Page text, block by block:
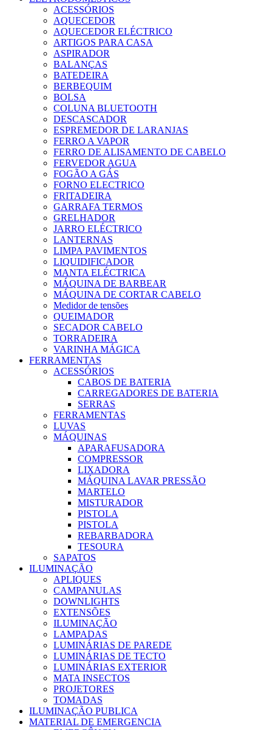
ACESSÓRIOS
AQUECEDOR
AQUECEDOR ELÉCTRICO
ARTIGOS PARA CASA
ASPIRADOR
BALANÇAS
BATEDEIRA
BERBEQUIM
BOLSA
COLUNA BLUETOOTH
DESCASCADOR
ESPREMEDOR DE LARANJAS
FERRO A VAPOR
FERRO DE ALISAMENTO DE CABELO
FERVEDOR AGUA
FOGÃO A GÁS
FORNO ELECTRICO
FRITADEIRA
GARRAFA TERMOS
GRELHADOR
JARRO ELÉCTRICO
LANTERNAS
LIMPA PAVIMENTOS
LIQUIDIFICADOR
MANTA ELÉCTRICA
MÁQUINA DE BARBEAR
MÁQUINA DE CORTAR CABELO
Medidor de tensões
QUEIMADOR
SECADOR CABELO
TORRADEIRA
VARINHA MÁGICA
FERRAMENTAS
ACESSÓRIOS
CABOS DE BATERIA
CARREGADORES DE BATERIA
SERRAS
FERRAMENTAS
LUVAS
MÁQUINAS
APARAFUSADORA
COMPRESSOR
LIXADORA
MÁQUINA LAVAR PRESSÃO
MARTELO
MISTURADOR
PISTOLA
PISTOLA
REBARBADORA
TESOURA
SAPATOS
ILUMINAÇÃO
APLIQUES
CAMPANULAS
DOWNLIGHTS
EXTENSÕES
ILUMINAÇÃO
LAMPADAS
LUMINÁRIAS DE PAREDE
LUMINÁRIAS DE TECTO
LUMINÁRIAS EXTERIOR
MATA INSECTOS
PROJETORES
TOMADAS
ILUMINAÇÃO PUBLICA
MATERIAL DE EMERGENCIA